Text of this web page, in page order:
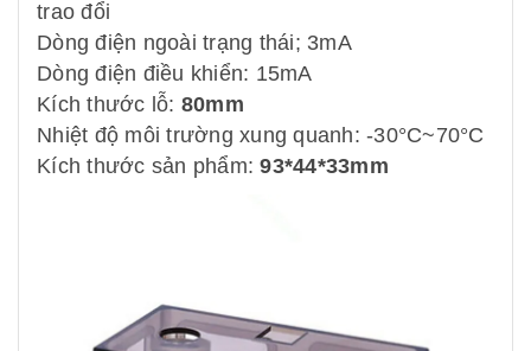
trao đổi
Dòng điện ngoài trạng thái; 3mA
Dòng điện điều khiển: 15mA
Kích thước lỗ: 80mm
Nhiệt độ môi trường xung quanh: -30°C~70°C
Kích thước sản phẩm:93*44*33mm